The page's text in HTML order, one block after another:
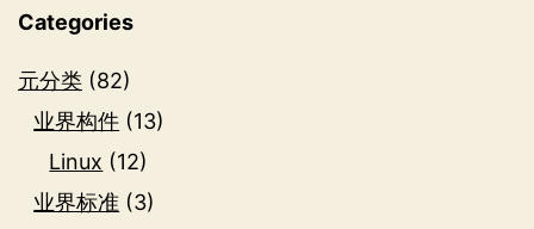
Categories
元分类 (82)
业界构件 (13)
Linux (12)
业界标准 (3)